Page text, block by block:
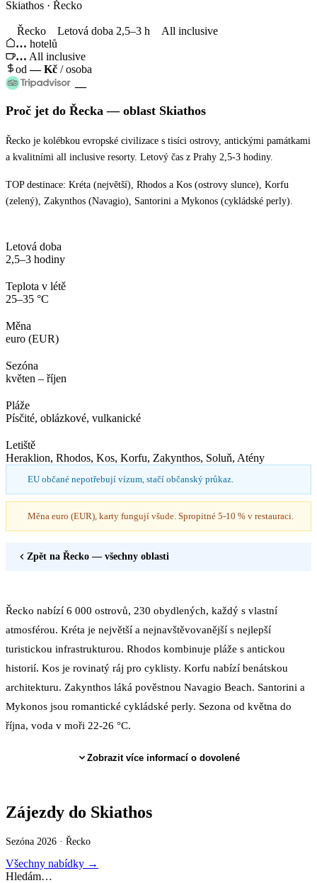
Skiathos · Řecko
Řecko Letová doba 2,5–3 h
All inclusive
… hotelů
… All inclusive
od—Kč / osoba
—
Proč jet do Řecka — oblast Skiathos
Řecko je kolébkou evropské civilizace s tisíci ostrovy, antickými památkami
a kvalitními all inclusive resorty. Letový čas z Prahy 2,5-3 hodiny.
TOP destinace: Kréta (největší), Rhodos a Kos (ostrovy slunce), Korfu
(zelený), Zakynthos (Navagio), Santorini a Mykonos (cykládské perly).
Letová doba
2,5–3 hodiny
Teplota v létě
25–35 °C
Měna
euro (EUR)
Sezóna
květen – říjen
Pláže
Písčité, oblázkové, vulkanické
Letiště
Heraklion, Rhodos, Kos, Korfu, Zakynthos, Soluň, Atény
EU občané nepotřebují vízum, stačí občanský průkaz.
Měna euro (EUR), karty fungují všude. Spropitné 5-10 % v restauraci.
Zpět na Řecko — všechny oblasti
Řecko nabízí 6 000 ostrovů, 230 obydlených, každý s vlastní
atmosférou. Kréta je největší a nejnavštěvovanější s nejlepší
turistickou infrastrukturou. Rhodos kombinuje pláže s antickou
historií. Kos je rovinatý ráj pro cyklisty. Korfu nabízí benátskou
architekturu. Zakynthos láká pověstnou Navagio Beach. Santorini a
Mykonos jsou romantické cykládské perly. Sezona od května do
října, voda v moři 22-26 °C.
Zobrazit více informací o dovolené
Zájezdy do Skiathos
Sezóna 2026 · Řecko
Všechny nabídky →
Hledám…